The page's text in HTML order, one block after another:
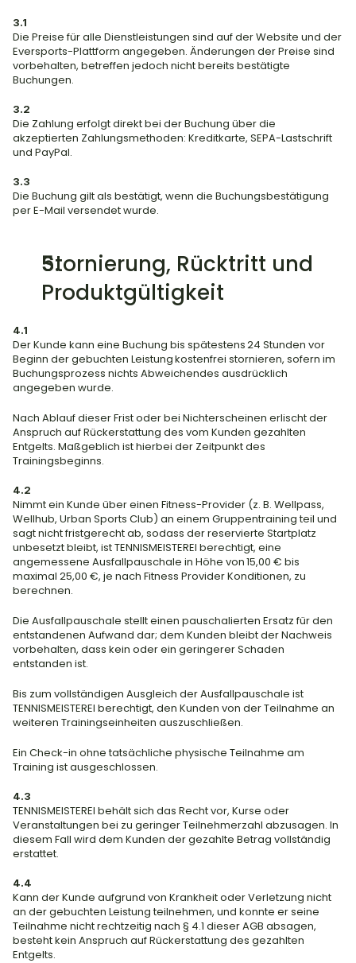
3.1
Die Preise für alle Dienstleistungen sind auf der Website und der
Eversports-Plattform angegeben. Änderungen der Preise sind
vorbehalten, betreffen jedoch nicht bereits bestätigte
Buchungen.
3.2
Die Zahlung erfolgt direkt bei der Buchung über die
akzeptierten Zahlungsmethoden: Kreditkarte, SEPA-Lastschrift
und PayPal.
3.3
Die Buchung gilt als bestätigt, wenn die Buchungsbestätigung
per E-Mail versendet wurde.
Stornierung, Rücktritt und
Produktgültigkeit
4.1
Der Kunde kann eine Buchung bis spätestens 24 Stunden vor
Beginn der gebuchten Leistung kostenfrei stornieren, sofern im
Buchungsprozess nichts Abweichendes ausdrücklich
angegeben wurde.
Nach Ablauf dieser Frist oder bei Nichterscheinen erlischt der
Anspruch auf Rückerstattung des vom Kunden gezahlten
Entgelts. Maßgeblich ist hierbei der Zeitpunkt des
Trainingsbeginns.
4.2
Nimmt ein Kunde über einen Fitness-Provider (z. B. Wellpass,
Wellhub, Urban Sports Club) an einem Gruppentraining teil und
sagt nicht fristgerecht ab, sodass der reservierte Startplatz
unbesetzt bleibt, ist TENNISMEISTEREI berechtigt, eine
angemessene Ausfallpauschale in Höhe von 15,00 € bis
maximal 25,00 €, je nach Fitness Provider Konditionen, zu
berechnen.
Die Ausfallpauschale stellt einen pauschalierten Ersatz für den
entstandenen Aufwand dar; dem Kunden bleibt der Nachweis
vorbehalten, dass kein oder ein geringerer Schaden
entstanden ist.
Bis zum vollständigen Ausgleich der Ausfallpauschale ist
TENNISMEISTEREI berechtigt, den Kunden von der Teilnahme an
weiteren Trainingseinheiten auszuschließen.
Ein Check-in ohne tatsächliche physische Teilnahme am
Training ist ausgeschlossen.
4.3
TENNISMEISTEREI behält sich das Recht vor, Kurse oder
Veranstaltungen bei zu geringer Teilnehmerzahl abzusagen. In
diesem Fall wird dem Kunden der gezahlte Betrag vollständig
erstattet.
4.4
Kann der Kunde aufgrund von Krankheit oder Verletzung nicht
an der gebuchten Leistung teilnehmen, und konnte er seine
Teilnahme nicht rechtzeitig nach § 4.1 dieser AGB absagen,
besteht kein Anspruch auf Rückerstattung des gezahlten
Entgelts.